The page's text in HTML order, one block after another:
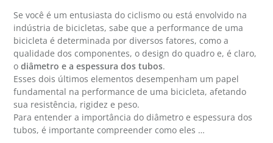
Se você é um entusiasta do ciclismo ou está envolvido na
indústria de bicicletas, sabe que a performance de uma
bicicleta é determinada por diversos fatores, como a
qualidade dos componentes, o design do quadro e, é claro,
o diâmetro e a espessura dos tubos.
Esses dois últimos elementos desempenham um papel
fundamental na performance de uma bicicleta, afetando
sua resistência, rigidez e peso.
Para entender a importância do diâmetro e espessura dos
tubos, é importante compreender como eles …